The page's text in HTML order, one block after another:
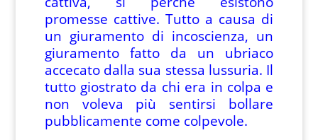
promesse cattive. Tutto a causa di
un giuramento di incoscienza, un
giuramento fatto da un ubriaco
accecato dalla sua stessa lussuria. Il
tutto giostrato da chi era in colpa e
non voleva più sentirsi bollare
pubblicamente come colpevole.